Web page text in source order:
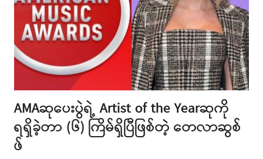
AMAဆုပေးပွဲရဲ့ Artist of the Yearဆုကို
ရရှိခဲ့တာ (၆) ကြိမ်ရှိပြီဖြစ်တဲ့ တေလာဆွစ်
ဖ်